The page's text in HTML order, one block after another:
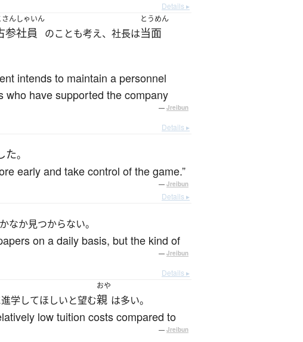
Details ▸
さんしゃいん
参社員 のことも考え、社長は
とうめん
当面
intends to maintain a personnel
who have supported the company
— Jreibun
Details ▸
た。
early and take control of the game.”
— Jreibun
Details ▸
なか見つからない。
on a daily basis, but the kind of
— Jreibun
Details ▸
学してほしいと望む
おや
親 は多い。
low tuition costs compared to
— Jreibun